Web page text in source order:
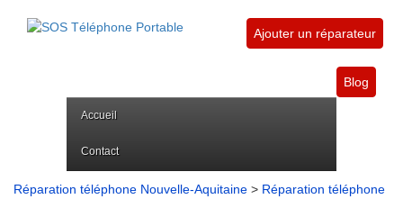
Ajouter un réparateur
Blog
Accueil
Contact
Réparation téléphone Nouvelle-Aquitaine > Réparation téléphone